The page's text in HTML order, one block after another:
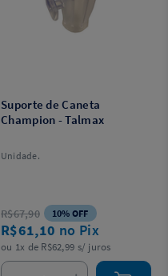
Suporte de Caneta
Champion - Talmax
Unidade.
R$67,90 10% OFF
R$61,10 no Pix
ou 1x de R$62,99 s/ juros